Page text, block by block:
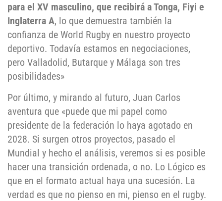
para el XV masculino, que recibirá a Tonga, Fiyi e
Inglaterra A, lo que demuestra también la
confianza de World Rugby en nuestro proyecto
deportivo. Todavía estamos en negociaciones,
pero Valladolid, Butarque y Málaga son tres
posibilidades»
Por último, y mirando al futuro, Juan Carlos
aventura que «puede que mi papel como
presidente de la federación lo haya agotado en
2028. Si surgen otros proyectos, pasado el
Mundial y hecho el análisis, veremos si es posible
hacer una transición ordenada, o no. Lo Lógico es
que en el formato actual haya una sucesión. La
verdad es que no pienso en mi, pienso en el rugby.